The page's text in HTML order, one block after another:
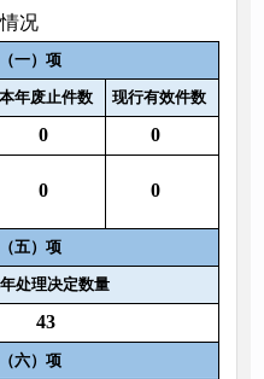
况
一）项
本年废止件数 现行有效件数
0 0
0 0
五）项
处理决定数量
43
六）项